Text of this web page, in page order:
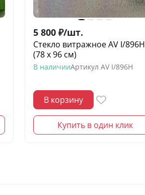
5 800 ₽/шт.
Стекло витражное AV I/896H
(78 х 96 см)
В наличииАртикул AV I/896H
В корзину
Купить в один клик